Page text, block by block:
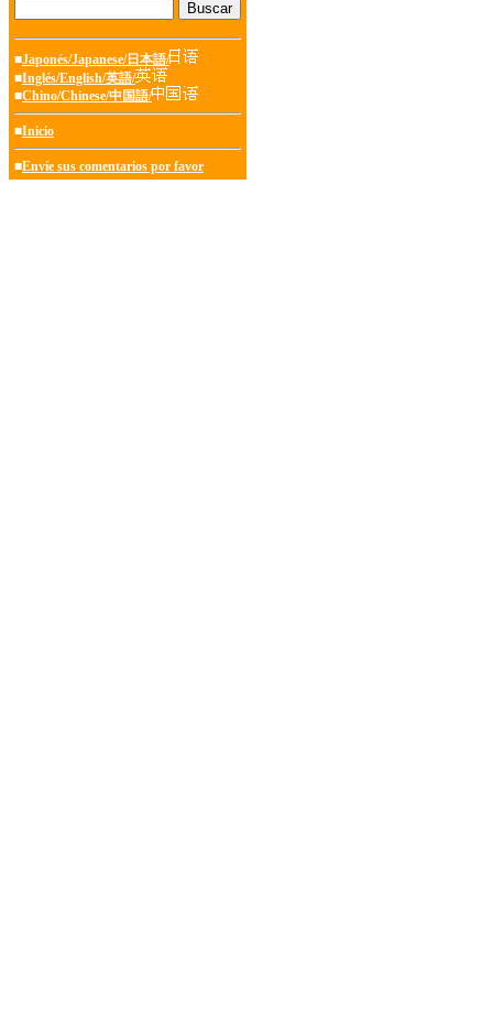
■Japonés/Japanese/日本語/
■Inglés/English/英語/
■Chino/Chinese/中国語/
■Inicio
■Envíe sus comentarios por favor